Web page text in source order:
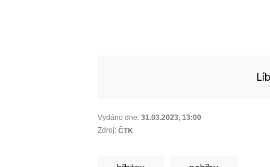
Vydáno dne: 31.03.2023, 13:00
Zdroj: ČTK